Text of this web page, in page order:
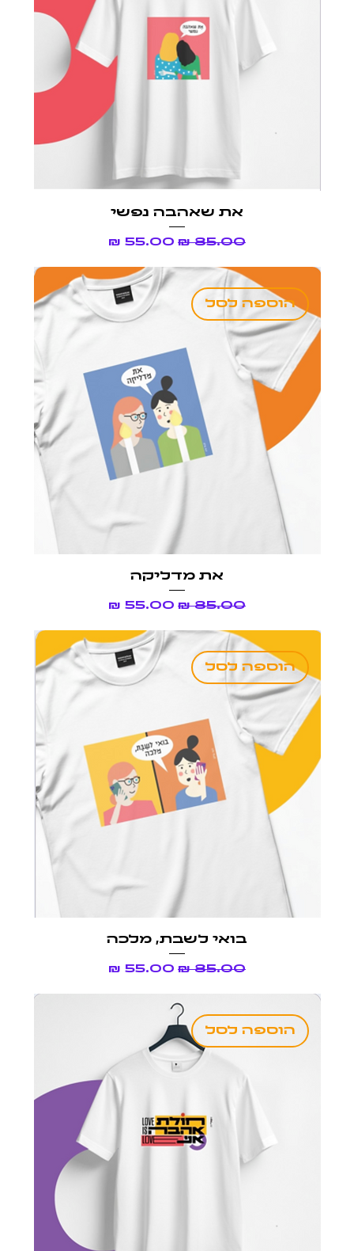
את שאהבה נפשי
מחיר רגילמחיר מבצע
הוספה לסל
את מדליקה
מחיר רגילמחיר מבצע
הוספה לסל
בואי לשבת, מלכה
מחיר רגילמחיר מבצע
הוספה לסל